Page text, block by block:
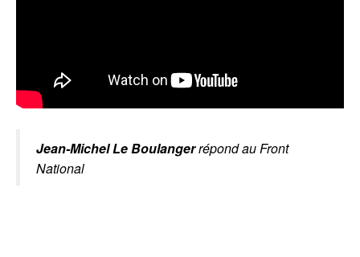
Jean-Michel Le Boulangerrépond au Front
National